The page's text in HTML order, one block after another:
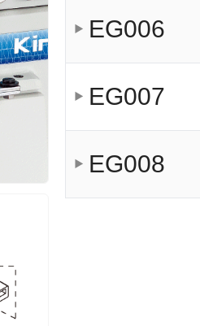
EG006
EG007
EG008